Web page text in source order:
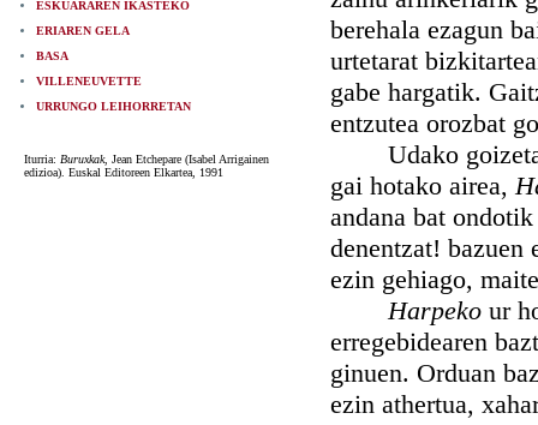
ESKUARAREN IKASTEKO
ERIAREN GELA
BASA
VILLENEUVETTE
URRUNGO LEIHORRETAN
Iturria: Buruxkak, Jean Etchepare (Isabel Arrigainen
edizioa). Euskal Editoreen Elkartea, 1991
berehala ezagun
urtetarat
gabe hargatik.
entzutea orozbat
Udako goizetan
gai hotako airea,
andana bat
denentzat! bazuen
ezin gehiago,
Harpeko ur
erregebidearen
ginuen. Orduan
ezin athertua,